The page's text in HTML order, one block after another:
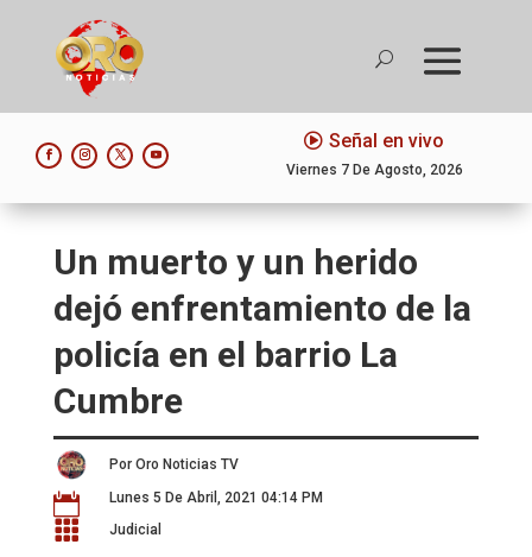
Señal en vivo
Viernes 7 De Agosto, 2026
Un muerto y un herido
dejó enfrentamiento de la
policía en el barrio La
Cumbre
Por Oro Noticias TV
 Lunes 5 De Abril, 2021 04:14 PM
 Judicial